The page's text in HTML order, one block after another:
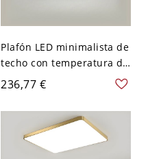
Plafón LED minimalista de
techo con temperatura de
color ajustable y diseño
de malla de perfil bajo -
110 A 120 V Tercer Gear
Rectángulo
236,77 €